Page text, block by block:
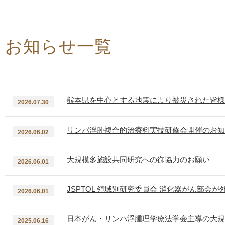
お知らせ一覧
2026.07.30 熊本県を中心とする地震により被災された皆
2026.06.02 リンパ浮腫複合的治療料実技研修会開催のお
2026.06.01 大規模多施設共同研究への御協力のお願い
2026.06.01 JSPTOL 領域別研究委員会 消化器がん部会が
2025.06.16 日本がん・リンパ浮腫理学療法学会主導の大